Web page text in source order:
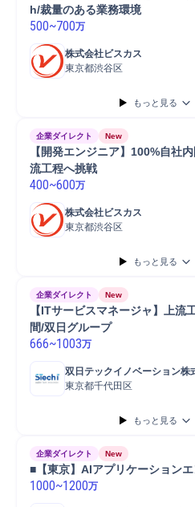
h/裁量のある業務環境
500~700万
株式会社ビスカス
東京都渋谷区
もっと見る
企業ダイレクト New
【開発エンジニア】100%自社
流工程へ挑戦
400~600万
株式会社ビスカス
東京都渋谷区
もっと見る
企業ダイレクト New
【ITサービスマネージャ】上流
間/双日グループ
666~1003万
双日テックイノベーション株
東京都千代田区
もっと見る
企業ダイレクト New
■【東京】AIアプリケーション
1000~1200万